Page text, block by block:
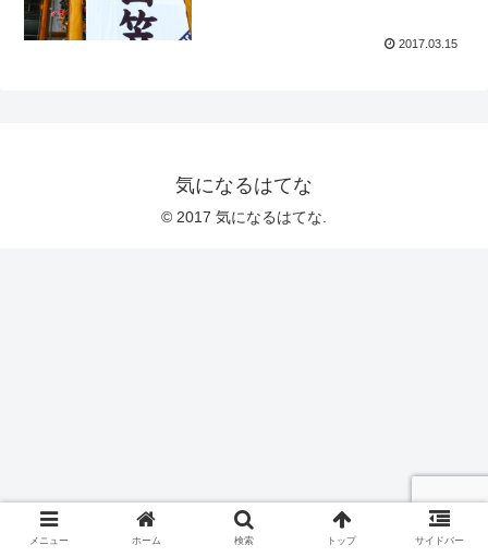
2017.03.15
気になるはてな
© 2017 気になるはてな.
メニュー ホーム 検索 トップ サイドバー